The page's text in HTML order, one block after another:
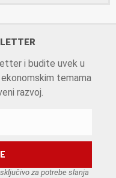
i budite uvek u
temama
razvoj.
za potrebe slanja